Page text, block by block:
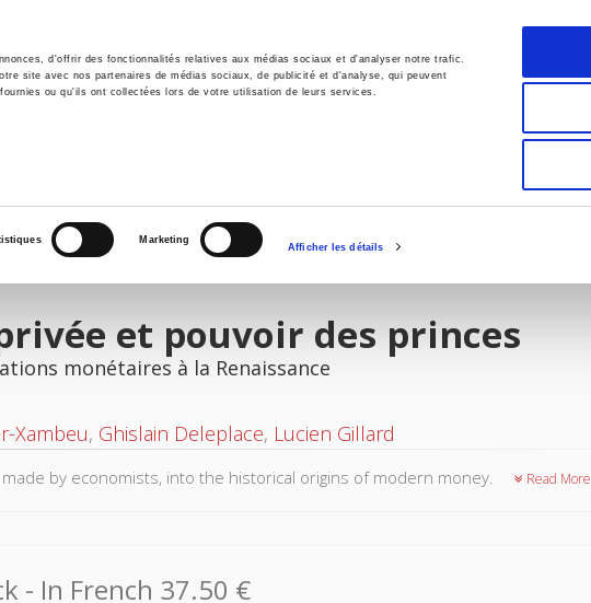
d'offrir des fonctionnalités relatives aux médias sociaux et d'analyser notre trafic.
site avec nos partenaires de médias sociaux, de publicité et d'analyse, qui peuvent
ou qu'ils ont collectées lors de votre utilisation de leurs services.
Marketing
Afficher les détails
English
History International Politics
et pouvoir des princes
monétaires à la Renaissance
Xambeu, Ghislain Deleplace, Lucien Gillard
by economists, into the historical origins of modern money. Read More
- In French 37.50 €